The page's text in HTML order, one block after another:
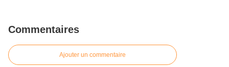
Commentaires
Ajouter un commentaire